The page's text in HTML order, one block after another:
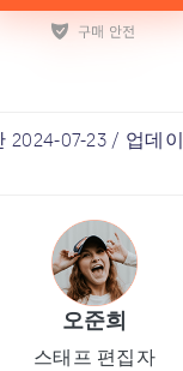
2024-07-23 / 업데
오준희
스태프 편집자